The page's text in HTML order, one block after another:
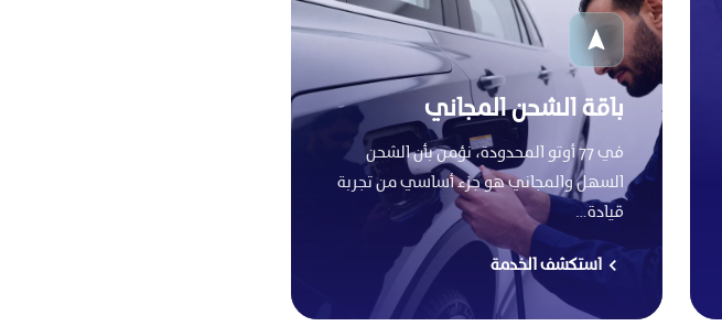
باقة الشحن المجاني
في 77 أوتو المحدودة، نؤمن بأن الشحن
السهل والمجاني هو جزء أساسي من تجربة
قيادة…
استكشف الخدمة